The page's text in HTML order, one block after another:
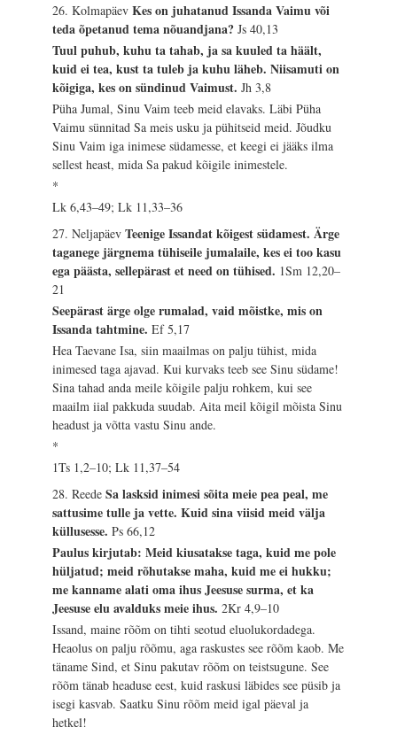
26. KolmapäevKes on juhatanud Issanda Vaimu või
teda õpetanud tema nõuandjana?Js 40,13
Tuul puhub, kuhu ta tahab, ja sa kuuled ta häält,
kuid ei tea, kust ta tuleb ja kuhu läheb. Niisamuti on
kõigiga, kes on sündinud Vaimust.Jh 3,8
Püha Jumal, Sinu Vaim teeb meid elavaks. Läbi Püha
Vaimu sünnitad Sa meis usku ja pühitseid meid. Jõudku
Sinu Vaim iga inimese südamesse, et keegi ei jääks ilma
sellest heast, mida Sa pakud kõigile inimestele.
*
Lk 6,43–49; Lk 11,33–36
27. NeljapäevTeenige Issandat kõigest südamest. Ärge
taganege järgnema tühiseile jumalaile, kes ei too kasu
ega päästa, sellepärast et need on tühised. 1Sm 12,20–
21
Seepärast ärge olge rumalad, vaid mõistke, mis on
Issanda tahtmine.Ef 5,17
Hea Taevane Isa, siin maailmas on palju tühist, mida
inimesed taga ajavad. Kui kurvaks teeb see Sinu südame!
Sina tahad anda meile kõigile palju rohkem, kui see
maailm iial pakkuda suudab. Aita meil kõigil mõista Sinu
headust ja võtta vastu Sinu ande.
*
1Ts 1,2–10; Lk 11,37–54
28. ReedeSa lasksid inimesi sõita meie pea peal, me
sattusime tulle ja vette. Kuid sina viisid meid välja
küllusesse.Ps 66,12
Paulus kirjutab: Meid kiusatakse taga, kuid me pole
hüljatud; meid rõhutakse maha, kuid me ei hukku;
me kanname alati oma ihus Jeesuse surma, et ka
Jeesuse elu avalduks meie ihus.2Kr 4,9–10
Issand, maine rõõm on tihti seotud eluolukordadega.
Heaolus on palju rõõmu, aga raskustes see rõõm kaob. Me
täname Sind, et Sinu pakutav rõõm on teistsugune. See
rõõm tänab headuse eest, kuid raskusi läbides see püsib ja
isegi kasvab. Saatku Sinu rõõm meid igal päeval ja
hetkel!